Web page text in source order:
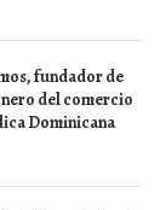
fundador de
del comercio
Dominicana